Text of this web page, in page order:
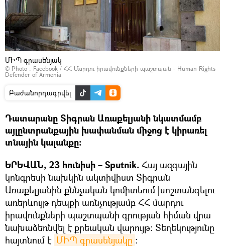
ՄԻՊ գրասենյակ
© Photo : Facebook / ՀՀ Մարդու իրավունքների պաշտպան - Human Rights
Defender of Armenia
Բաժանորդագրվել
Դատարանը Տիգրան Առաքելյանի նկատմամբ
այլընտրանքային խափանման միջոց է կիրառել
տնային կալանքը։
ԵՐԵՎԱՆ, 23 հունիսի – Sputnik. Հայ ազգային
կոնգրեսի նախկին ակտիվիստ Տիգրան
Առաքելյանին քննչական կոմիտեում խոշտանգելու
առերևույթ դեպքի առնչությամբ ՀՀ մարդու
իրավունքների պաշտպանի գրության հիման վրա
նախաձեռնվել է քրեական վարույթ: Տեղեկությունը
հայտնում է ՄԻՊ գրասենյակը ։